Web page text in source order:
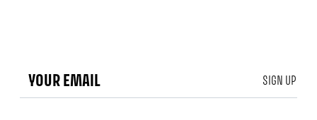
SIGN UP